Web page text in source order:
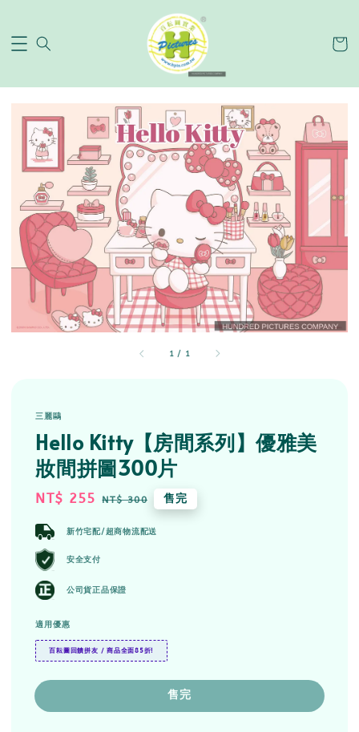
1 / 1
三麗鷗
Hello Kitty【房間系列】優雅美
妝間拼圖300片
Sale
NT$ 255 Regular
NT$ 300 售完
新竹宅配/超商物流配送
安全支付
公司貨正品保證
適用優惠
百耘圖回饋拼友 / 商品全面85折!
售完